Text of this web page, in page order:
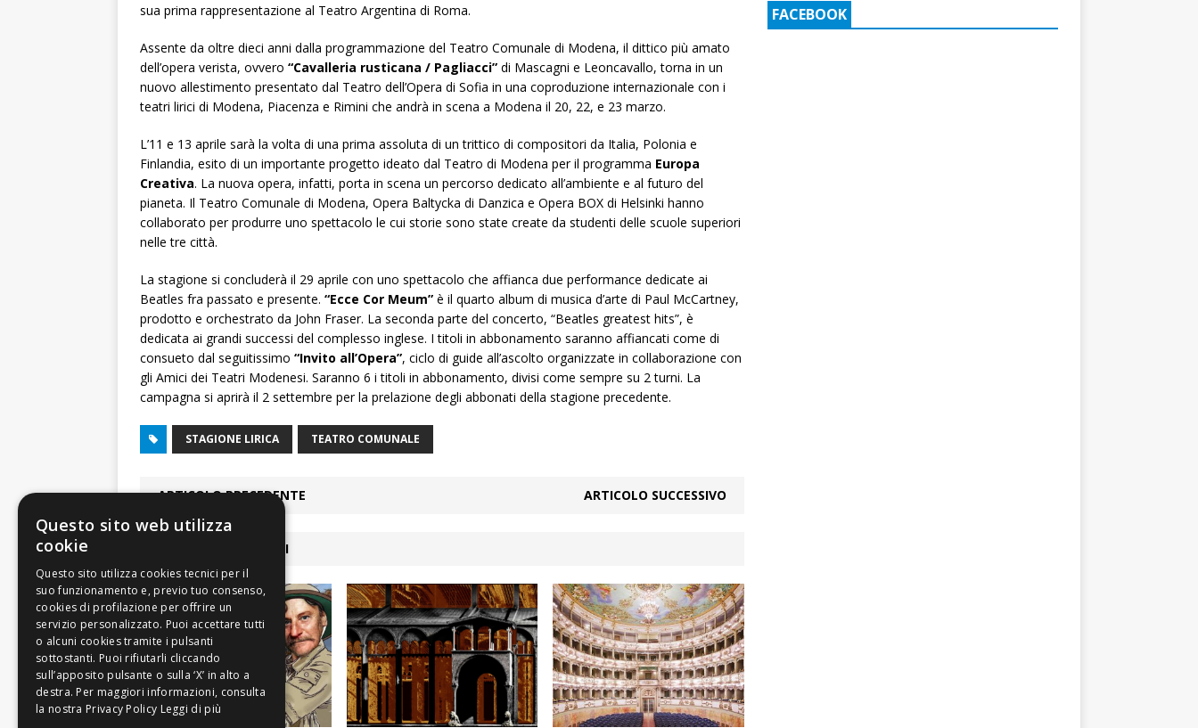
sua prima rappresentazione al Teatro Argentina di Roma.
Assente da oltre dieci anni dalla programmazione del Teatro Comunale di Modena, il dittico più amato
dell’opera verista, ovvero “Cavalleria rusticana / Pagliacci” di Mascagni e Leoncavallo, torna in un
nuovo allestimento presentato dal Teatro dell’Opera di Sofia in una coproduzione internazionale con i
teatri lirici di Modena, Piacenza e Rimini che andrà in scena a Modena il 20, 22, e 23 marzo.
L’11 e 13 aprile sarà la volta di una prima assoluta di un trittico di compositori da Italia, Polonia e
Finlandia, esito di un importante progetto ideato dal Teatro di Modena per il programma Europa
Creativa. La nuova opera, infatti, porta in scena un percorso dedicato all’ambiente e al futuro del
pianeta. Il Teatro Comunale di Modena, Opera Baltycka di Danzica e Opera BOX di Helsinki hanno
collaborato per produrre uno spettacolo le cui storie sono state create da studenti delle scuole superiori
nelle tre città.
La stagione si concluderà il 29 aprile con uno spettacolo che affianca due performance dedicate ai
Beatles fra passato e presente. “Ecce Cor Meum” è il quarto album di musica d’arte di Paul McCartney,
prodotto e orchestrato da John Fraser. La seconda parte del concerto, “Beatles greatest hits”, è
dedicata ai grandi successi del complesso inglese. I titoli in abbonamento saranno affiancati come di
consueto dal seguitissimo “Invito all’Opera”, ciclo di guide all’ascolto organizzate in collaborazione con
gli Amici dei Teatri Modenesi. Saranno 6 i titoli in abbonamento, divisi come sempre su 2 turni. La
campagna si aprirà il 2 settembre per la prelazione degli abbonati della stagione precedente.
STAGIONE LIRICA TEATRO COMUNALE
ARTICOLO PRECEDENTE ARTICOLO SUCCESSIVO
ARTICOLI COLLEGATI
FACEBOOK
Questo sito web utilizza
cookie
Leggi di più